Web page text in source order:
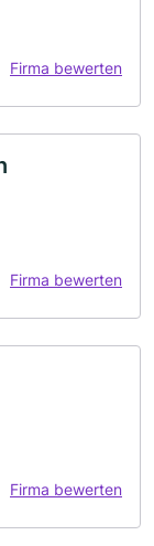
Firma bewerten
Firma bewerten
Firma bewerten